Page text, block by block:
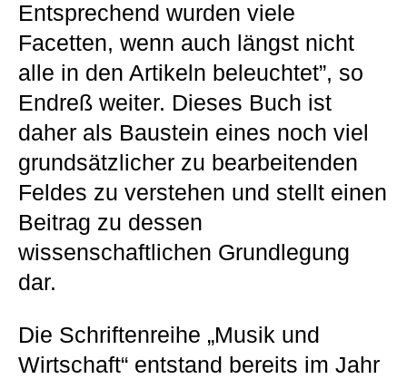
Entsprechend wurden viele
Facetten, wenn auch längst nicht
alle in den Artikeln beleuchtet”, so
Endreß weiter. Dieses Buch ist
daher als Baustein eines noch viel
grundsätzlicher zu bearbeitenden
Feldes zu verstehen und stellt einen
Beitrag zu dessen
wissenschaftlichen Grundlegung
dar.
Die Schriftenreihe „Musik und
Wirtschaft“ entstand bereits im Jahr